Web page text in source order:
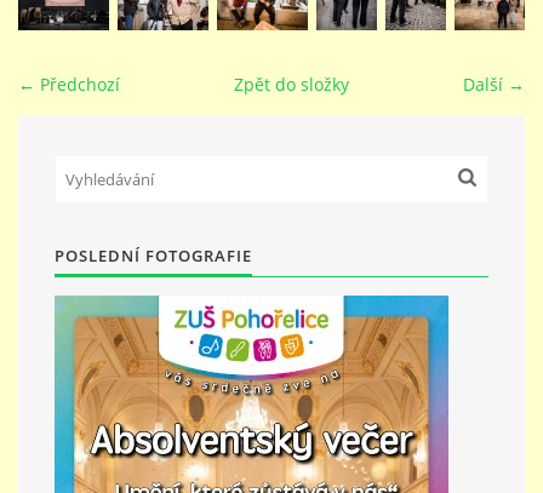
PEDAGOGICKÝ SBOR
DOKUMENTY / KE STAŽENÍ
KURZY
KONTAKTY
PŘÍMĚSTSKÝ TÁBOR
MISS VÝTVARNÝ MODEL
ZAMĚSTNÁNÍ
← Předchozí Další →
Zpět do složky
POSLEDNÍ FOTOGRAFIE